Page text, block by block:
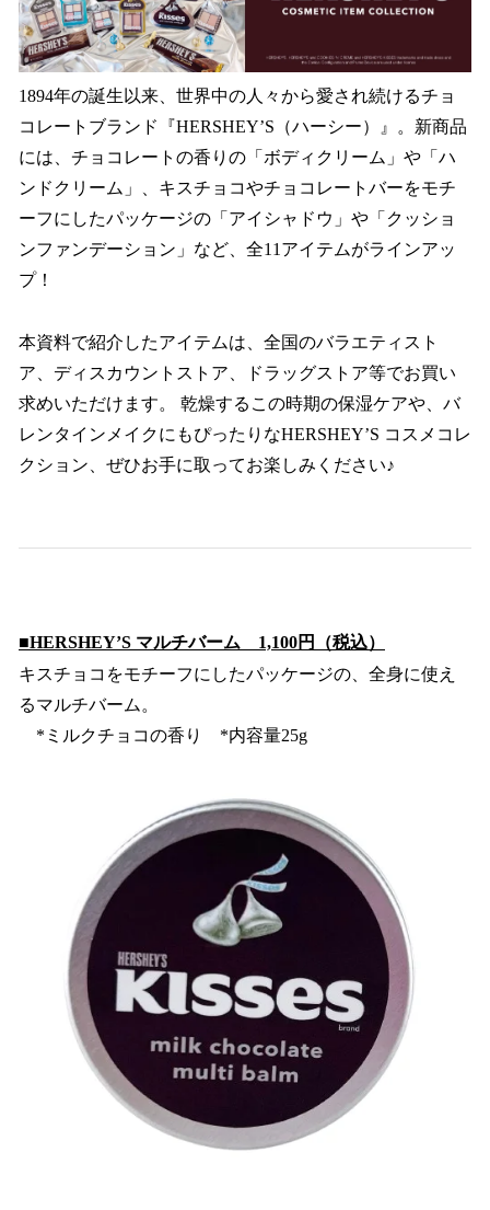
1894年の誕生以来、世界中の人々から愛され続けるチョ
コレートブランド『HERSHEY’S（ハーシー）』。新商品
には、チョコレートの香りの「ボディクリーム」や「ハ
ンドクリーム」、キスチョコやチョコレートバーをモチ
ーフにしたパッケージの「アイシャドウ」や「クッショ
ンファンデーション」など、全11アイテムがラインアッ
プ！
本資料で紹介したアイテムは、全国のバラエティスト
ア、ディスカウントストア、ドラッグストア等でお買い
求めいただけます。 乾燥するこの時期の保湿ケアや、バ
レンタインメイクにもぴったりなHERSHEY’S コスメコレ
クション、ぜひお手に取ってお楽しみください♪
■HERSHEY’S マルチバーム 1,100円（税込）
キスチョコをモチーフにしたパッケージの、全身に使え
るマルチバーム。
*ミルクチョコの香り *内容量25g